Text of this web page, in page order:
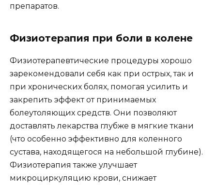
препаратов.
Физиотерапия при боли в колене
Физиотерапевтические процедуры хорошо
зарекомендовали себя как при острых, так и
при хронических болях, помогая усилить и
закрепить эффект от принимаемых
болеутоляющих средств. Они позволяют
доставлять лекарства глубже в мягкие ткани
(что особенно эффективно для коленного
сустава, находящегося на небольшой глубине).
Физиотерапия также улучшает
микроциркуляцию крови, снижает